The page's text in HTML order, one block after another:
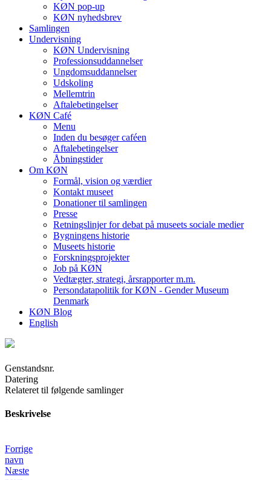
KØN pop-up
KØN nyhedsbrev
Samlingen
Undervisning
KØN Undervisning
Professionsuddannelser
Ungdomsuddannelser
Udskoling
Mellemtrin
Aftalebetingelser
KØN Café
Menu
Inden du besøger caféen
Aftalebetingelser
Åbningstider
Om KØN
Formål, vision og værdier
Kontakt museet
Donationer til samlingen
Presse
Retningslinjer for debat på museets sociale medier
Bygningens historie
Museets historie
Forskningsprojekter
Job på KØN
Vedtægter, strategi, årsrapporter m.m.
Persondatapolitik for KØN - Gender Museum
Denmark
KØN Blog
English
Genstandsnr.
Datering
Relateret til følgende samlinger
Beskrivelse
Forrige
navn
Næste